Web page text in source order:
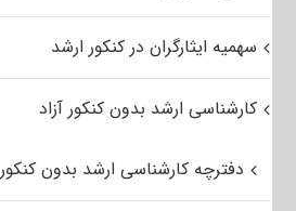
سهمیه ایثارگران در کنکور ارشد
کارشناسی ارشد بدون کنکور آزاد
دفترچه کارشناسی ارشد بدون کنکور